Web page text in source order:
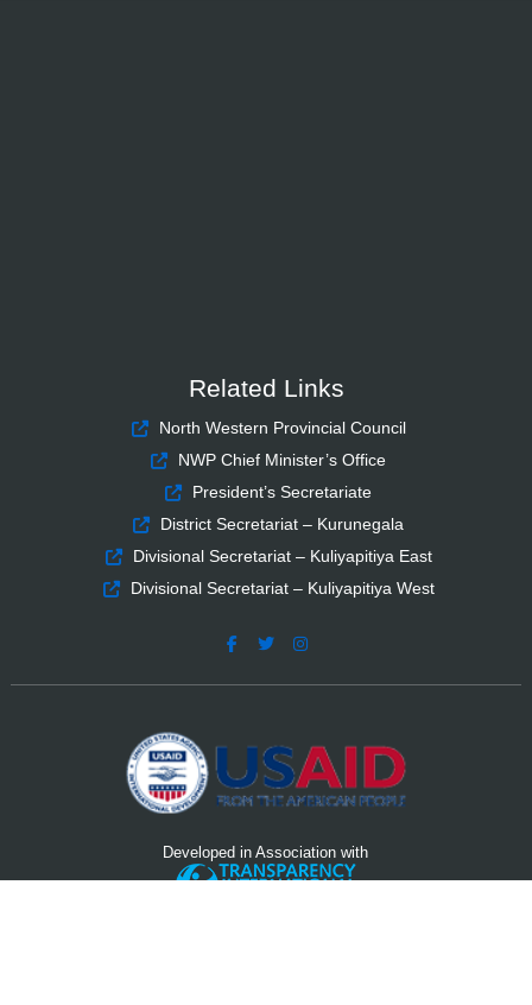
Related Links
North Western Provincial Council
NWP Chief Minister’s Office
President’s Secretariate
District Secretariat – Kurunegala
Divisional Secretariat – Kuliyapitiya East
Divisional Secretariat – Kuliyapitiya West
Developed in Association with